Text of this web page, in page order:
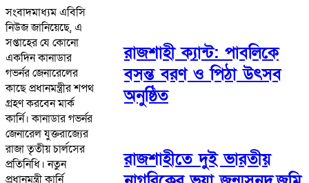
সংবাদমাধ্যম এবিসি
নিউজ জানিয়েছে, এ
সপ্তাহের যে কোনো
একদিন কানাডার
গভর্নর জেনারেলের
কাছে প্রধানমন্ত্রীর শপথ
গ্রহণ করবেন মার্ক
কার্নি। কানাডার গভর্নর
জেনারেল যুক্তরাজ্যের
রাজা তৃতীয় চার্লসের
প্রতিনিধি। নতুন
প্রধানমন্ত্রী কার্নি
রাজশাহী ক্যান্ট: পাবলিকে
বসন্ত বরণ ও পিঠা উৎসব
অনুষ্ঠিত
রাজশাহীতে দুই ভারতীয়